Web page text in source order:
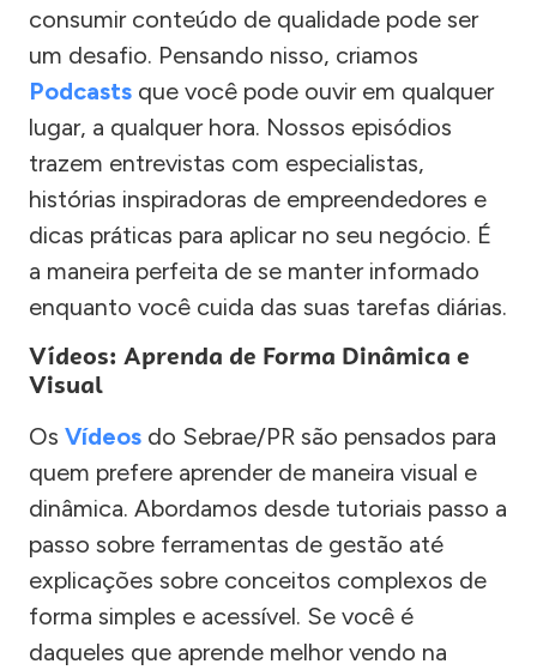
consumir conteúdo de qualidade pode ser
um desafio. Pensando nisso, criamos
Podcasts que você pode ouvir em qualquer
lugar, a qualquer hora. Nossos episódios
trazem entrevistas com especialistas,
histórias inspiradoras de empreendedores e
dicas práticas para aplicar no seu negócio. É
a maneira perfeita de se manter informado
enquanto você cuida das suas tarefas diárias.
Vídeos: Aprenda de Forma Dinâmica e
Visual
Os Vídeos do Sebrae/PR são pensados para
quem prefere aprender de maneira visual e
dinâmica. Abordamos desde tutoriais passo a
passo sobre ferramentas de gestão até
explicações sobre conceitos complexos de
forma simples e acessível. Se você é
daqueles que aprende melhor vendo na